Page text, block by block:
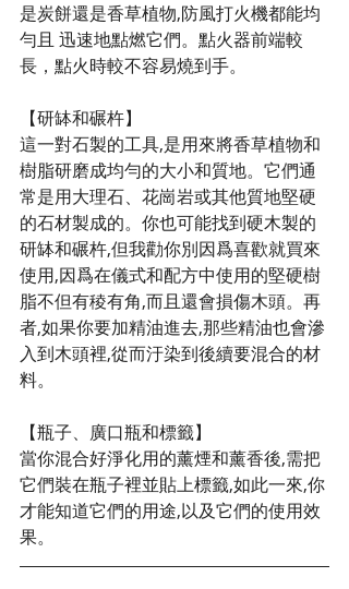
是炭餅還是香草植物,防風打火機都能均
勻且 迅速地點燃它們。點火器前端較
長，點火時較不容易燒到手。
【研缽和碾杵】
這一對石製的工具,是用來將香草植物和
樹脂研磨成均勻的大小和質地。它們通
常是用大理石、花崗岩或其他質地堅硬
的石材製成的。你也可能找到硬木製的
研缽和碾杵,但我勸你別因爲喜歡就買來
使用,因爲在儀式和配方中使用的堅硬樹
脂不但有稜有角,而且還會損傷木頭。再
者,如果你要加精油進去,那些精油也會滲
入到木頭裡,從而汙染到後續要混合的材
料。
【瓶子、廣口瓶和標籤】
當你混合好淨化用的薰煙和薰香後,需把
它們裝在瓶子裡並貼上標籤,如此一來,你
才能知道它們的用途,以及它們的使用效
果。